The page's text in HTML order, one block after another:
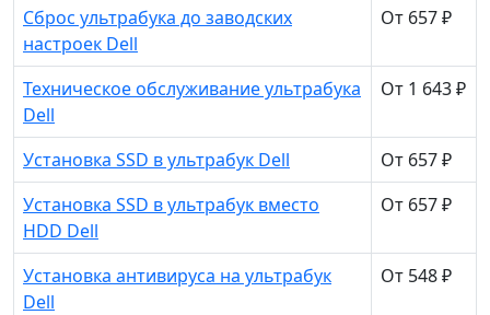
Сброс ультрабука до заводских
настроек Dell
От 657 ₽
Техническое обслуживание ультрабука
Dell
От 1 643 ₽
Установка SSD в ультрабук Dell
От 657 ₽
Установка SSD в ультрабук вместо
HDD Dell
От 657 ₽
Установка антивируса на ультрабук
Dell
От 548 ₽